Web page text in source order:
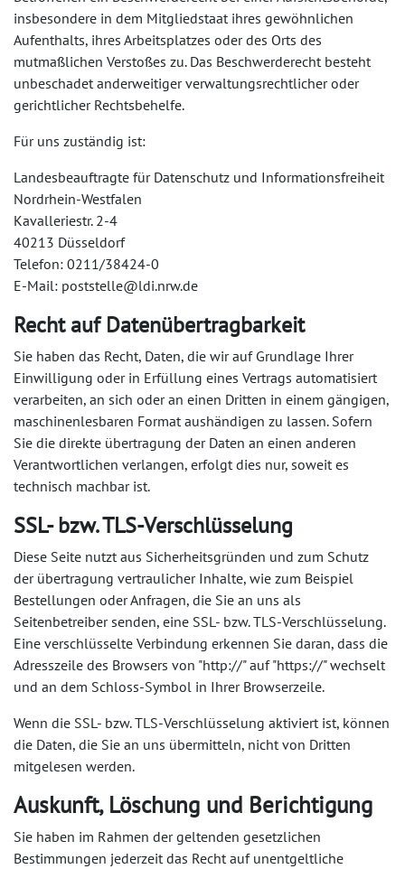
insbesondere in dem Mitgliedstaat ihres gewöhnlichen
Aufenthalts, ihres Arbeitsplatzes oder des Orts des
mutmaßlichen Verstoßes zu. Das Beschwerderecht besteht
unbeschadet anderweitiger verwaltungsrechtlicher oder
gerichtlicher Rechtsbehelfe.
Für uns zuständig ist:
Landesbeauftragte für Datenschutz und Informationsfreiheit
Nordrhein-Westfalen
Kavalleriestr. 2-4
40213 Düsseldorf
Telefon: 0211/38424-0
E-Mail: poststelle@ldi.nrw.de
Recht auf Datenübertragbarkeit
Sie haben das Recht, Daten, die wir auf Grundlage Ihrer
Einwilligung oder in Erfüllung eines Vertrags automatisiert
verarbeiten, an sich oder an einen Dritten in einem gängigen,
maschinenlesbaren Format aushändigen zu lassen. Sofern
Sie die direkte übertragung der Daten an einen anderen
Verantwortlichen verlangen, erfolgt dies nur, soweit es
technisch machbar ist.
SSL- bzw. TLS-Verschlüsselung
Diese Seite nutzt aus Sicherheitsgründen und zum Schutz
der übertragung vertraulicher Inhalte, wie zum Beispiel
Bestellungen oder Anfragen, die Sie an uns als
Seitenbetreiber senden, eine SSL- bzw. TLS-Verschlüsselung.
Eine verschlüsselte Verbindung erkennen Sie daran, dass die
Adresszeile des Browsers von "http://" auf "https://" wechselt
und an dem Schloss-Symbol in Ihrer Browserzeile.
Wenn die SSL- bzw. TLS-Verschlüsselung aktiviert ist, können
die Daten, die Sie an uns übermitteln, nicht von Dritten
mitgelesen werden.
Auskunft, Löschung und Berichtigung
Sie haben im Rahmen der geltenden gesetzlichen
Bestimmungen jederzeit das Recht auf unentgeltliche